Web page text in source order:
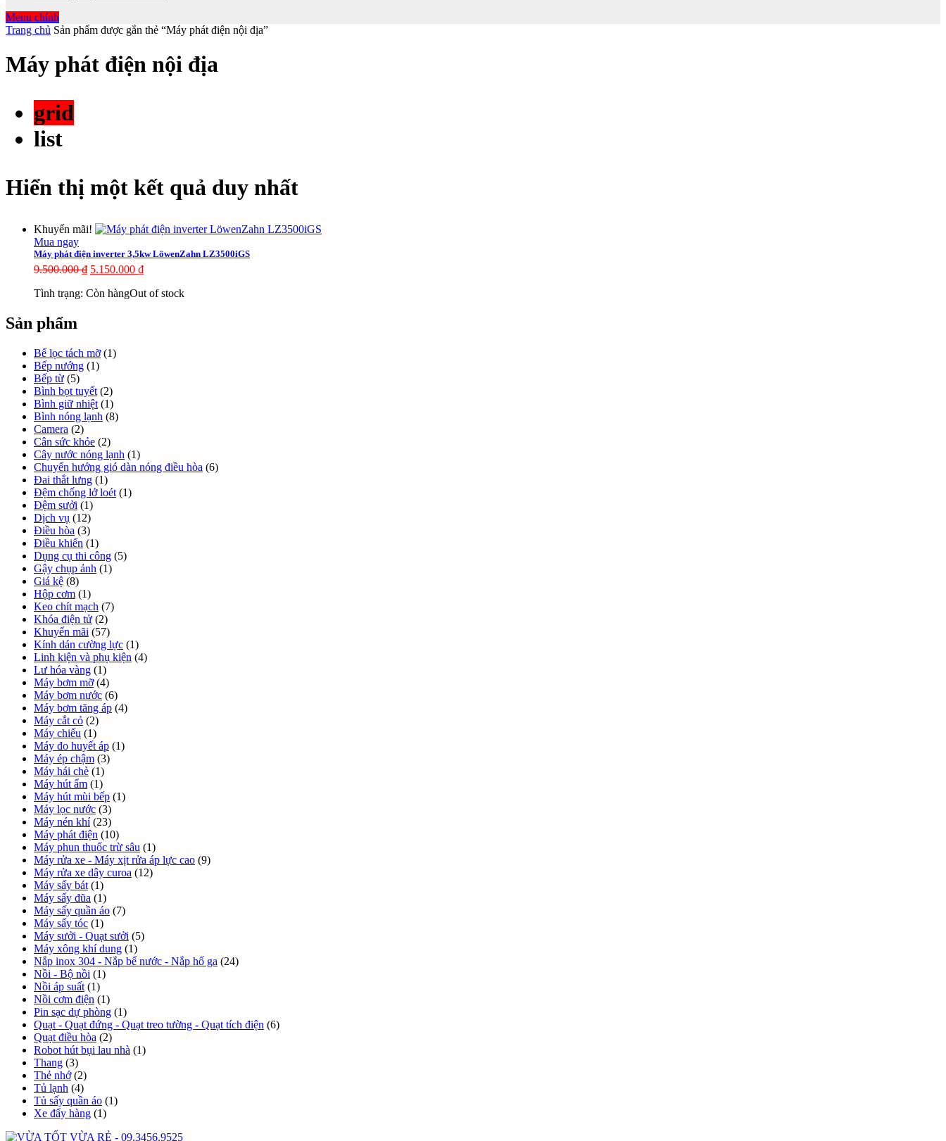
Menu chính
Trang chủ Sản phẩm được gắn thẻ “Máy phát điện nội địa”
Máy phát điện nội địa
grid
list
Hiển thị một kết quả duy nhất
Khuyến mãi!
Mua ngay
Máy phát điện inverter 3,5kw LöwenZahn LZ3500iGS
9.500.000₫ 5.150.000 ₫
Tình trạng: Còn hàngOut of stock
Sản phẩm
Bể lọc tách mỡ (1)
Bếp nướng (1)
Bếp từ (5)
Bình bọt tuyết (2)
Bình giữ nhiệt (1)
Bình nóng lạnh (8)
Camera (2)
Cân sức khỏe (2)
Cây nước nóng lạnh (1)
Chuyển hướng gió dàn nóng điều hòa (6)
Đai thắt lưng (1)
Đệm chống lở loét (1)
Đệm sưởi (1)
Dịch vụ (12)
Điều hòa (3)
Điều khiển (1)
Dụng cụ thi công (5)
Gậy chụp ảnh (1)
Giá kệ (8)
Hộp cơm (1)
Keo chít mạch (7)
Khóa điện tử (2)
Khuyến mãi (57)
Kính dán cường lực (1)
Linh kiện và phụ kiện (4)
Lư hóa vàng (1)
Máy bơm mỡ (4)
Máy bơm nước (6)
Máy bơm tăng áp (4)
Máy cắt cỏ (2)
Máy chiếu (1)
Máy đo huyết áp (1)
Máy ép chậm (3)
Máy hái chè (1)
Máy hút ẩm (1)
Máy hút mùi bếp (1)
Máy lọc nước (3)
Máy nén khí (23)
Máy phát điện (10)
Máy phun thuốc trừ sâu (1)
Máy rửa xe - Máy xịt rửa áp lực cao (9)
Máy rửa xe dây curoa (12)
Máy sấy bát (1)
Máy sấy đũa (1)
Máy sấy quần áo (7)
Máy sấy tóc (1)
Máy sưởi - Quạt sưởi (5)
Máy xông khí dung (1)
Nắp inox 304 - Nắp bể nước - Nắp hố ga (24)
Nồi - Bộ nồi (1)
Nồi áp suất (1)
Nồi cơm điện (1)
Pin sạc dự phòng (1)
Quạt - Quạt đứng - Quạt treo tường - Quạt tích điện (6)
Quạt điều hòa (2)
Robot hút bụi lau nhà (1)
Thang (3)
Thẻ nhớ (2)
Tủ lạnh (4)
Tủ sấy quần áo (1)
Xe đẩy hàng (1)